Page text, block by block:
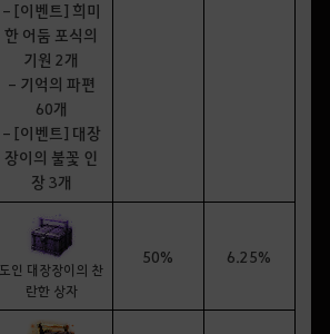
- [이벤트] 희미
한 어둠 포식의
기원 2개
- 기억의 파편
60개
- [이벤트] 대장
장이의 불꽃 인
장 3개
도인 대장장이의 찬
란한 상자
50% 6.25%